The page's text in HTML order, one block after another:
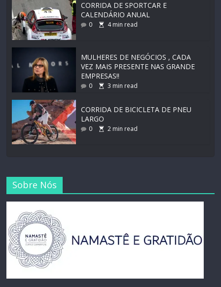
CORRIDA DE SPORTCAR E
CALENDÁRIO ANUAL
0 4min read
MULHERES DE NEGÓCIOS , CADA
VEZ MAIS PRESENTE NAS GRANDE
EMPRESAS!!
0 3 min read
CORRIDA DE BICICLETA DE PNEU
LARGO
0 2 min read
Sobre Nós